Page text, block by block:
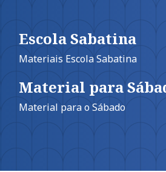
Escola Sabatina
Materiais Escola Sabatina
Material para
Material para o Sábado